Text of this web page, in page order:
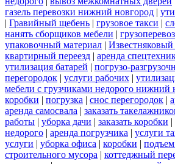
газель перевозки нижний новгород |
| Гравийный щебень | грузовое такси |
нанять сборщиков мебели |
упаковочный материал |
квартирный переезд | аренда
утилизация батарей | погрузо-
перегородок | услуги рабочих |
мебели с грузчиками недорого нижний
коробки | погрузка | снос перегородок |
аренда самосвала | заказать
работы | уборка дачи | заказать коробки |
недорого | аренда погрузчика | услуги
услуги | уборка офиса | коробки |
строительного мусора | коттеджный